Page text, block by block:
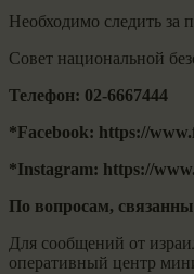
Необходимо следить
Совет национальной
Телефон: 02-6667444
*Facebook: https://
*Instagram: https://
По вопросам,
Для сообщений от
оперативный центр